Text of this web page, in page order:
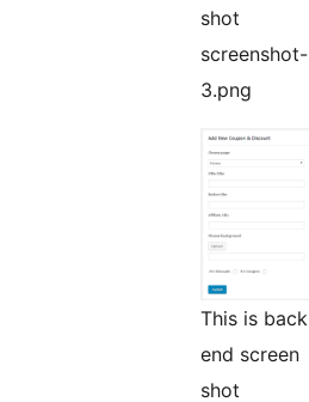
shot
screenshot-
3.png
This is back
end screen
shot